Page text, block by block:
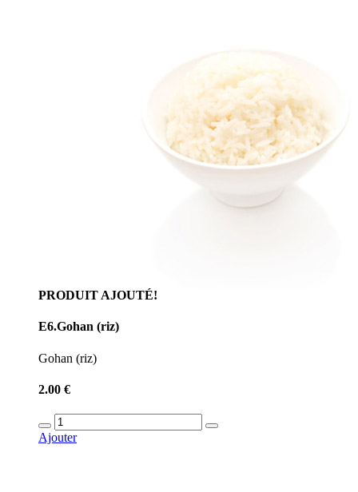
PRODUIT AJOUTÉ!
E6.Gohan (riz)
Gohan (riz)
2.00 €
Ajouter